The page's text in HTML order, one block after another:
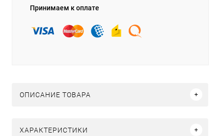
Принимаем к оплате
ОПИСАНИЕ ТОВАРА
ХАРАКТЕРИСТИКИ